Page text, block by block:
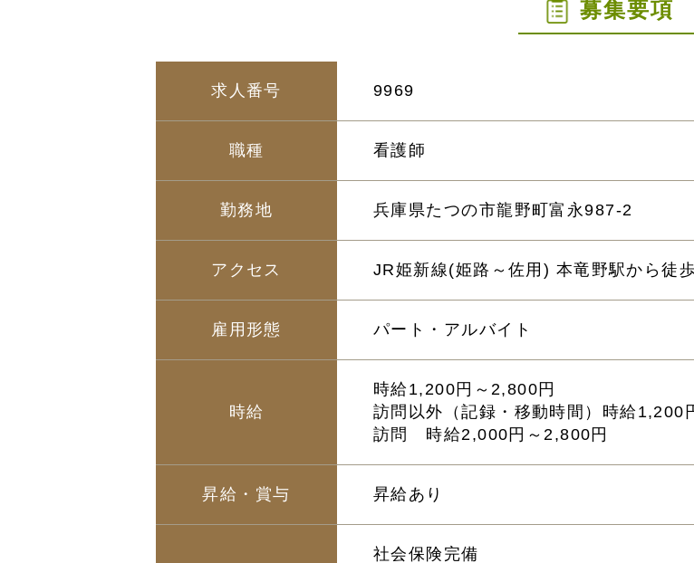
募集要項
求人番号 9969
職種 看護師
勤務地 兵庫県たつの市龍野町富永987-2
アクセス JR姫新線(姫路～佐用) 本竜野駅から徒
雇用形態 パート・アルバイト
時給
時給1,200円～2,800円
訪問以外（記録・移動時間）時給1,200
訪問 時給2,000円～2,800円
昇給・賞与 昇給あり
社会保険完備